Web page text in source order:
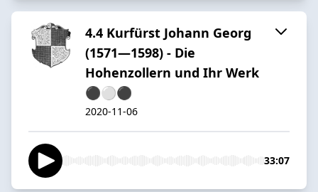
4.4 Kurfürst Johann Georg
(1571—1598) - Die
Hohenzollern und Ihr Werk
⚫️⚪️⚫️
2020-11-06
33:07